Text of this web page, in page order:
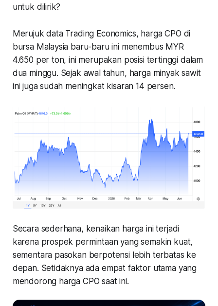
untuk dilirik?
Merujuk data Trading Economics, harga CPO di
bursa Malaysia baru-baru ini menembus MYR
4.650 per ton, ini merupakan posisi tertinggi dalam
dua minggu. Sejak awal tahun, harga minyak sawit
ini juga sudah meningkat kisaran 14 persen.
Secara sederhana, kenaikan harga ini terjadi
karena prospek permintaan yang semakin kuat,
sementara pasokan berpotensi lebih terbatas ke
depan. Setidaknya ada empat faktor utama yang
mendorong harga CPO saat ini.